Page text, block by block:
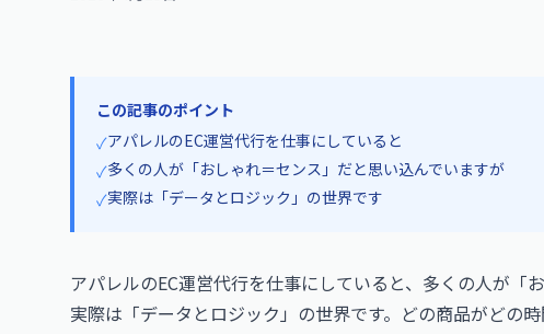
この記事のポイント
✓アパレルのEC運営代行を仕事にしていると
✓多くの人が「おしゃれ＝センス」だと思い込んでいますが
✓実際は「データとロジック」の世界です
アパレルのEC運営代行を仕事にしていると、多くの人が「
実際は「データとロジック」の世界です。どの商品がどの